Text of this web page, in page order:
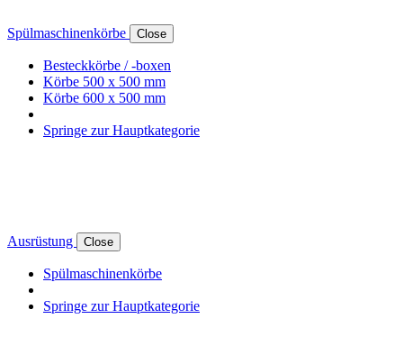
Spülmaschinenkörbe Close
Besteckkörbe / -boxen
Körbe 500 x 500 mm
Körbe 600 x 500 mm
Springe zur Hauptkategorie
Ausrüstung Close
Spülmaschinenkörbe
Springe zur Hauptkategorie